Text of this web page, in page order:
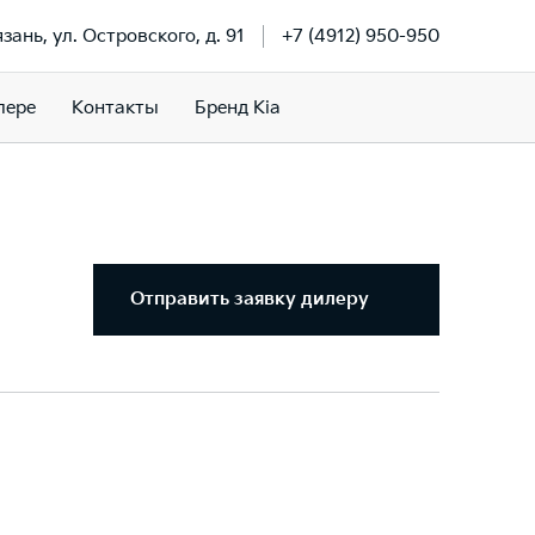
ул. Островского, д. 91 +7 (4912) 950-950
Контакты Бренд Kia
Отправить заявку дилеру